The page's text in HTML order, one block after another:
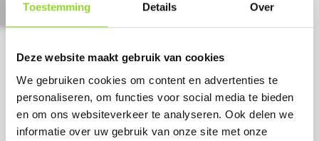
Toestemming Details Over
Deze website maakt gebruik van cookies
We gebruiken cookies om content en advertenties te
personaliseren, om functies voor social media te bieden
en om ons websiteverkeer te analyseren. Ook delen we
informatie over uw gebruik van onze site met onze
DOUBLE WHAMMY
80 shots 25mm compound
Artikelnummer: DE2616
€ 139,- € 109,-